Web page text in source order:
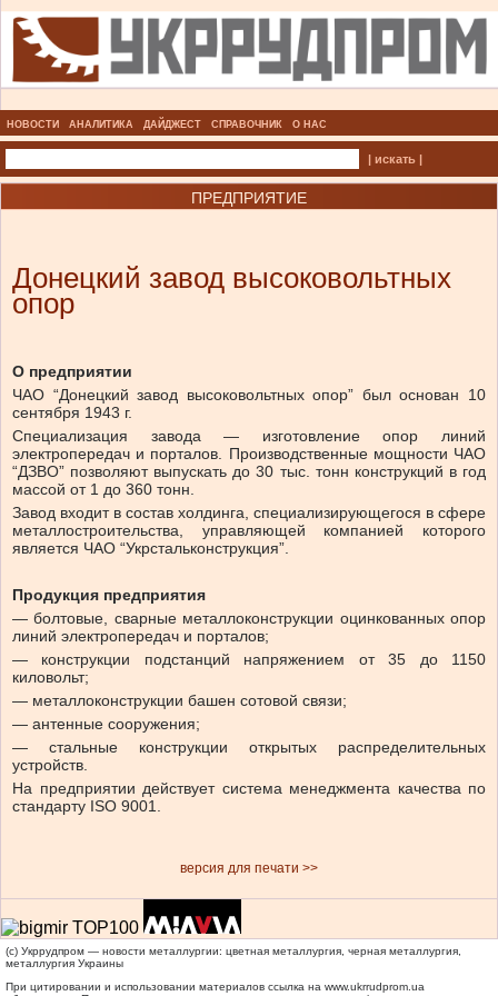
НОВОСТИ АНАЛИТИКА ДАЙДЖЕСТ СПРАВОЧНИК О НАС
| искать |
ПРЕДПРИЯТИЕ
Донецкий завод высоковольтных
опор
О предприятии
ЧАО “Донецкий завод высоковольтных опор” был основан 10
сентября 1943 г.
Специализация завода — изготовление опор линий
электропередач и порталов. Производственные мощности ЧАО
“ДЗВО” позволяют выпускать до 30 тыс. тонн конструкций в год
массой от 1 до 360 тонн.
Завод входит в состав холдинга, специализирующегося в сфере
металлостроительства, управляющей компанией которого
является ЧАО “Укрстальконструкция”.
Продукция предприятия
— болтовые, сварные металлоконструкции оцинкованных опор
линий электропередач и порталов;
— конструкции подстанций напряжением от 35 до 1150
киловольт;
— металлоконструкции башен сотовой связи;
— антенные сооружения;
— стальные конструкции открытых распределительных
устройств.
На предприятии действует система менеджмента качества по
стандарту ISO 9001.
версия для печати >>
(c) Укррудпром — новости металлургии: цветная металлургия, черная металлургия,
металлургия Украины
При цитировании и использовании материалов ссылка на www.ukrrudprom.ua